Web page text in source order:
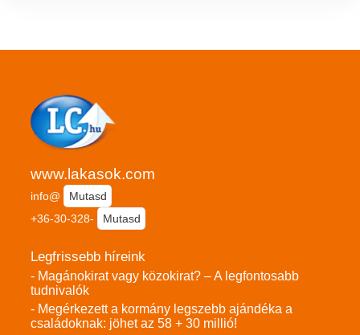
www.lakasok.com
info@
Mutasd
+36-30-328-
Mutasd
Legfrissebb híreink
- Magánokirat vagy közokirat? – A legfontosabb
tudnivalók
- Megérkezett a kormány legszebb ajándéka a
családoknak: jöhet az 58 + 30 millió!